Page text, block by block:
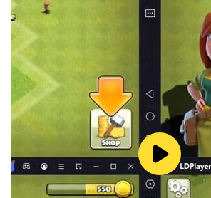
and the arcane).
- Collect wildstone each journey
and unlock new decks, which
play.
- Deck upgrades include Ace,
cards which provide powerful
battle.